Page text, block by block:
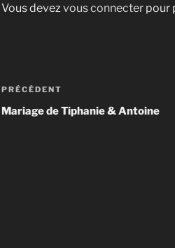
Vous devez vous connecter pour
Navigation
de
Article
précédent
PRÉCÉDENT
Mariage de Tiphanie & Antoine